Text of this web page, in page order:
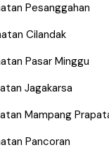
Pesanggahan
Cilandak
Pasar Minggu
Jagakarsa
Mampang
Pancoran